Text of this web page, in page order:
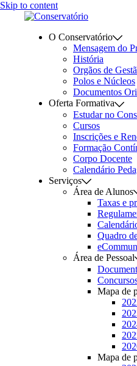
Skip to content
O Conservatório
Mensagem do
História
Orgãos de
Polos e Núcleos
Documentos
Oferta Formativa
Estudar no
Cursos
Inscrições e
Formação
Corpo Docente
Calendário
Serviços
Área de Alunos
Taxas e
Quadro
Área de Pessoal
Mapa de
Mapa de